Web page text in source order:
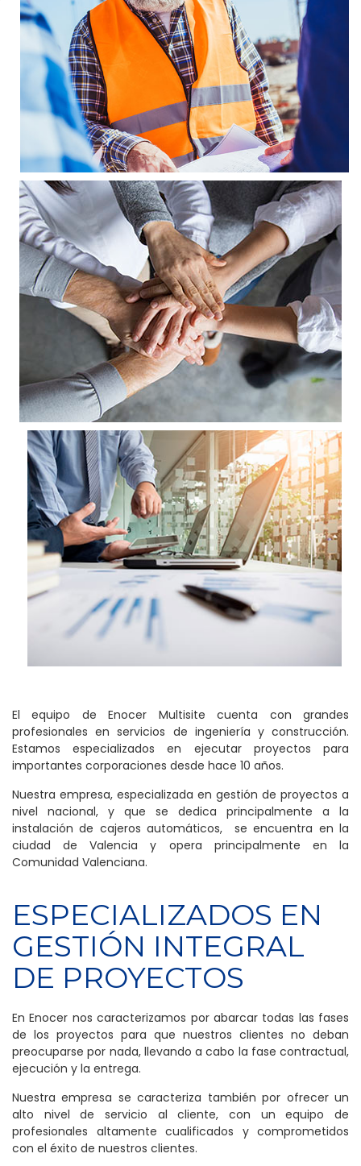
El equipo de Enocer Multisite cuenta con grandes
profesionales en servicios de ingeniería y construcción.
Estamos especializados en ejecutar proyectos para
importantes corporaciones desde hace 10 años.
Nuestra empresa, especializada en gestión de proyectos a
nivel nacional, y que se dedica principalmente a la
instalación de cajeros automáticos, se encuentra en la
ciudad de Valencia y opera principalmente en la
Comunidad Valenciana.
ESPECIALIZADOS EN
GESTIÓN INTEGRAL
DE PROYECTOS
En Enocer nos caracterizamos por abarcar todas las fases
de los proyectos para que nuestros clientes no deban
preocuparse por nada, llevando a cabo la fase contractual,
ejecución y la entrega.
Nuestra empresa se caracteriza también por ofrecer un
alto nivel de servicio al cliente, con un equipo de
profesionales altamente cualificados y comprometidos
con el éxito de nuestros clientes.